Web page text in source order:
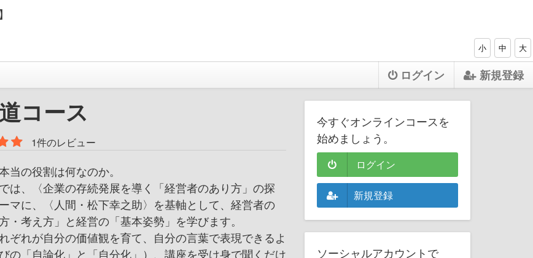
小 中 大
ログイン 新規登録
コース
1件のレビュー
当の役割は何なのか。
は、〈企業の存続発展を導く「経営者のあり方」の探
マに、〈人間・松下幸之助〉を基軸として、経営者の
・考え方」と経営の「基本姿勢」を学びます。
ぞれが自分の価値観を育て、自分の言葉で表現できるよ
の「自論化」と「自分化」）、講座を受け身で聞くだけ
今すぐオンラインコースを
始めましょう。
ログイン
新規登録
ソーシャルアカウントで